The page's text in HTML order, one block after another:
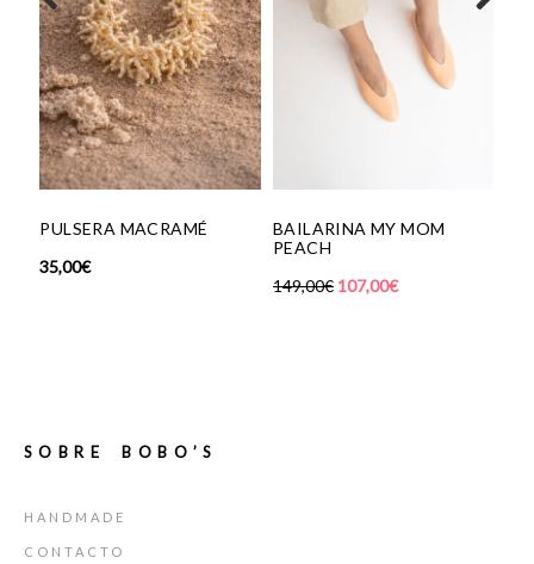
PULSERA MACRAMÉ
35,00€
BAILARINA MY MOM
PEACH
149,00€107,00€
SOBRE BOBO’S
HANDMADE
CONTACTO